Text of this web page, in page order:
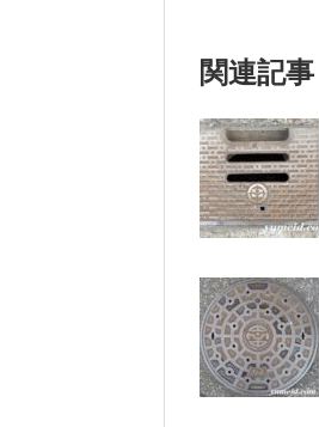
関連記事